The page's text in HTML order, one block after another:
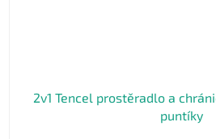
2v1 Tencel prostěradlo a
puntíky